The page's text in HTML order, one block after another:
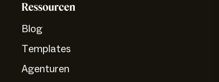
Ressourcen
Blog
Templates
Agenturen